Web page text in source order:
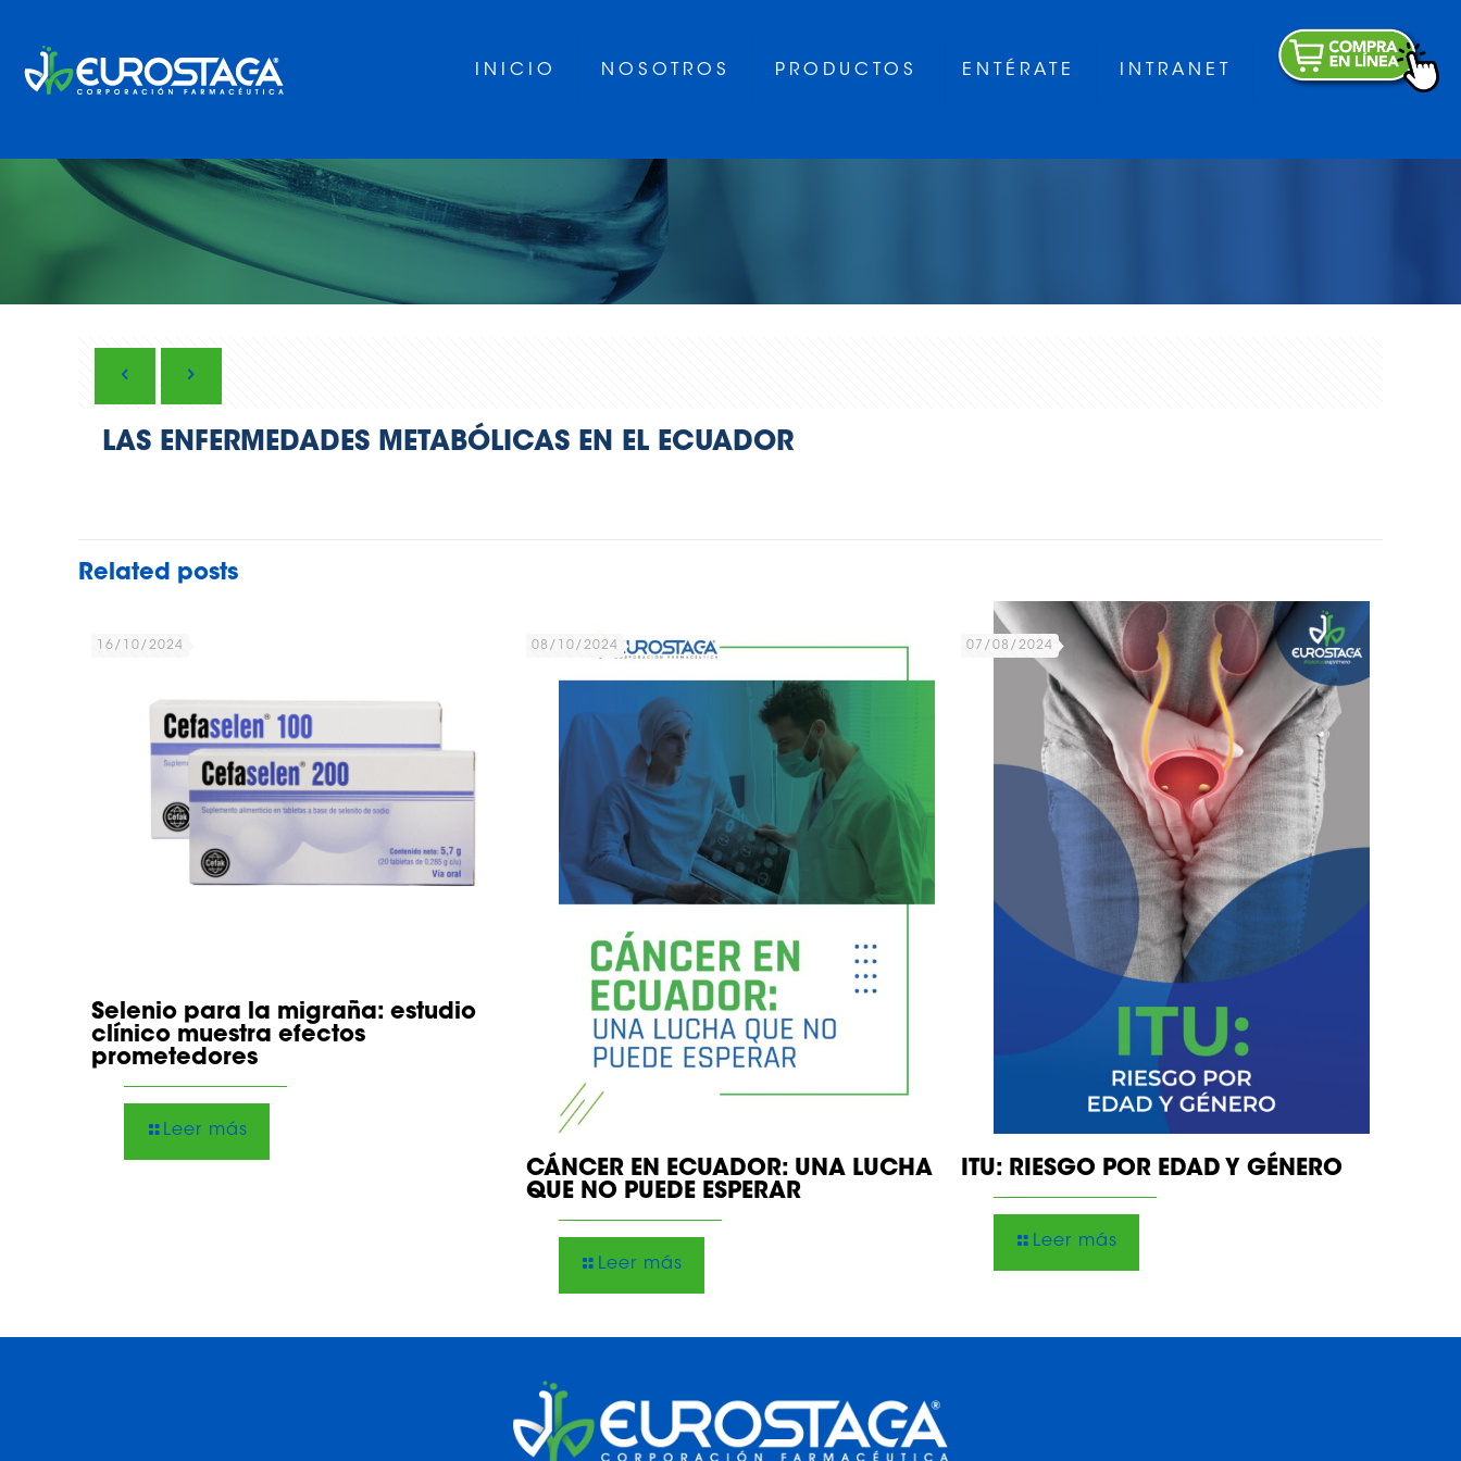
INICIO NOSOTROS PRODUCTOS ENTÉRATE INTRANET
LAS ENFERMEDADES METABÓLICAS EN EL ECUADOR
Related posts
16/10/2024
Selenio para la migraña: estudio
clínico muestra efectos
prometedores
Leer más
08/10/2024
CÁNCER EN ECUADOR: UNA LUCHA
QUE NO PUEDE ESPERAR
Leer más
07/08/2024
ITU: RIESGO POR EDAD Y GÉNERO
Leer más